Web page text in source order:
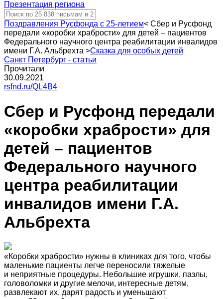
Презентация региона
Поздравления Русфонда с 25-летием< Сбер и Русфонд
передали «коробки храбрости» для детей – пациентов
Федерального научного центра реабилитации инвалидов
имени Г.А. Альбрехта >Сказка для особых детей
Санкт Петербург - статьи
Прочитали
30.09.2021
rsfnd.ru/QL4B4
Сбер и Русфонд передали
«коробки храбрости» для
детей – пациентов
Федерального научного
центра реабилитации
инвалидов имени Г.А.
Альбрехта
«Коробки храбрости» нужны в клиниках для того, чтобы
маленькие пациенты легче переносили тяжелые
и неприятные процедуры. Небольшие игрушки, пазлы,
головоломки и другие мелочи, интересные детям,
развлекают их, дарят радость и уменьшают